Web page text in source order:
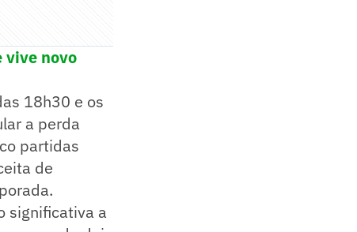
vive novo
18h30 e os
a perda
partidas
de
significativa a